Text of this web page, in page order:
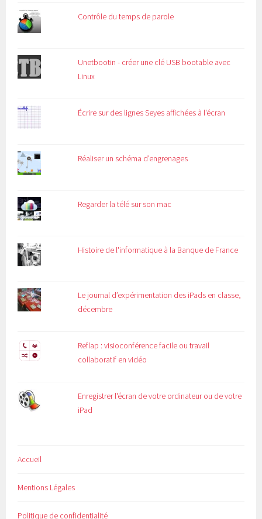
Contrôle du temps de parole
Unetbootin - créer une clé USB bootable avec
Linux
Écrire sur des lignes Seyes affichées à l'écran
Réaliser un schéma d'engrenages
Regarder la télé sur son mac
Histoire de l'informatique à la Banque de France
Le journal d’expérimentation des iPads en classe,
décembre
Reflap : visioconférence facile ou travail
collaboratif en vidéo
Enregistrer l'écran de votre ordinateur ou de votre
iPad
Accueil
Mentions Légales
Politique de confidentialité